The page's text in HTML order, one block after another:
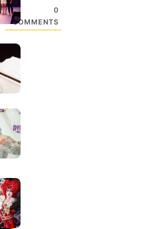
0
COMMENTS